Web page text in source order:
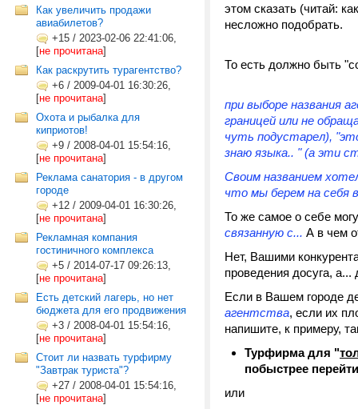
Как увеличить продажи
авиабилетов?
+15 / 2023-02-06 22:41:06,
[не прочитана]
Как раскрутить турагентство?
+6 / 2009-04-01 16:30:26,
[не прочитана]
Охота и рыбалка для
киприотов!
+9 / 2008-04-01 15:54:16,
[не прочитана]
Реклама санатория - в другом
городе
+12 / 2009-04-01 16:30:26,
[не прочитана]
Рекламная компания
гостиничного комплекса
+5 / 2014-07-17 09:26:13,
[не прочитана]
Есть детский лагерь, но нет
бюджета для его продвижения
+3 / 2008-04-01 15:54:16,
[не прочитана]
Стоит ли назвать турфирму
"Завтрак туриста"?
+27 / 2008-04-01 15:54:16,
[не прочитана]
этом сказать (читай:
несложно подобрать.
То есть должно быть
при выборе названия
границей или не
чуть подустарел),
знаю языка.. "(а эти
Своим названием
что мы берем на себя
То же самое о себе
связанную с... А в чем
Нет, Вашими
проведения досуга,
Если в Вашем городе
агентства, если их
напишите, к примеру,
Турфирма для "
побыстрее
или